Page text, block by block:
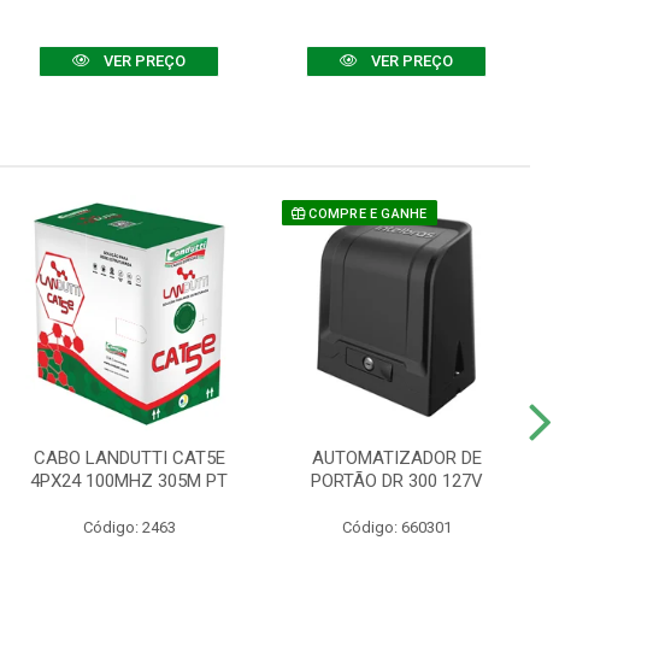
VER PREÇO VER PREÇO
CABO LANDUTTI CAT5E
4PX24 100MHZ 305M PT
Código: 2463
COMPRE E GANHE
AUTOMATIZADOR DE
PORTÃO DR 300 127V
Código: 660301